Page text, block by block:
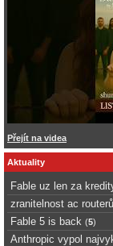
Přejít na videa
Aktuality
Fable uz len za
zranitelnost ac
Fable 5 is back (5)
Anthropic vypol